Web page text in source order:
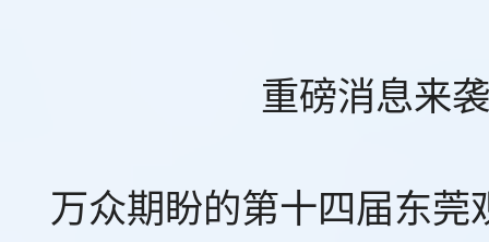
重磅消息来
万众期盼的第十四届东莞